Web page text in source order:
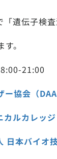
遺伝子検
。
21:00
協会（
カルカレッジ
日本バイオ